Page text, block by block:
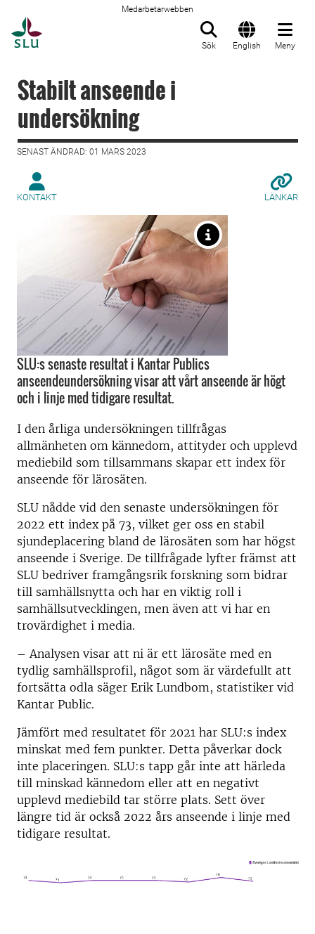
Medarbetarwebben
Sök English Meny
Stabilt anseende i
undersökning
SENAST ÄNDRAD: 01 MARS 2023
KONTAKT LÄNKAR
SLU:s senaste resultat i Kantar Publics
anseendeundersökning visar att vårt anseende är högt
och i linje med tidigare resultat.
I den årliga undersökningen tillfrågas
allmänheten om kännedom, attityder och upplevd
mediebild som tillsammans skapar ett index för
anseende för lärosäten.
SLU nådde vid den senaste undersökningen för
2022 ett index på 73, vilket ger oss en stabil
sjundeplacering bland de lärosäten som har högst
anseende i Sverige. De tillfrågade lyfter främst att
SLU bedriver framgångsrik forskning som bidrar
till samhällsnytta och har en viktig roll i
samhällsutvecklingen, men även att vi har en
trovärdighet i media.
– Analysen visar att ni är ett lärosäte med en
tydlig samhällsprofil, något som är värdefullt att
fortsätta odla säger Erik Lundbom, statistiker vid
Kantar Public.
Jämfört med resultatet för 2021 har SLU:s index
minskat med fem punkter. Detta påverkar dock
inte placeringen. SLU:s tapp går inte att härleda
till minskad kännedom eller att en negativt
upplevd mediebild tar större plats. Sett över
längre tid är också 2022 års anseende i linje med
tidigare resultat.